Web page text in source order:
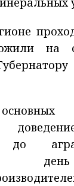
на
до